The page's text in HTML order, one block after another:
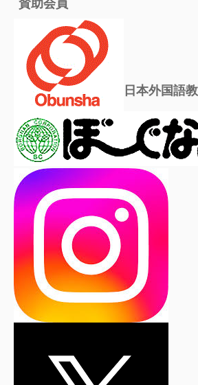
賛助会員
日本外国語